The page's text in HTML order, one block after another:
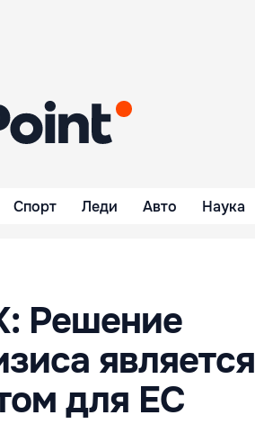
Спорт Леди Авто Наука
Решение
является
для ЕС